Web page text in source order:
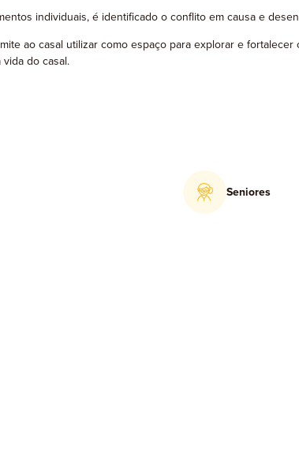
individuais, é identificado o conflito em causa e
ao casal utilizar como espaço para explorar e fortalecer
do casal.
Seniores